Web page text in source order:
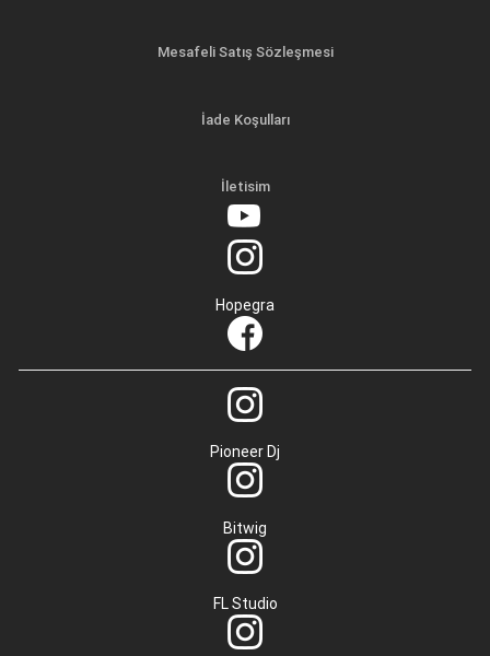
Mesafeli Satış Sözleşmesi
İade Koşulları
İletisim
Hopegra
Pioneer Dj
Bitwig
FL Studio